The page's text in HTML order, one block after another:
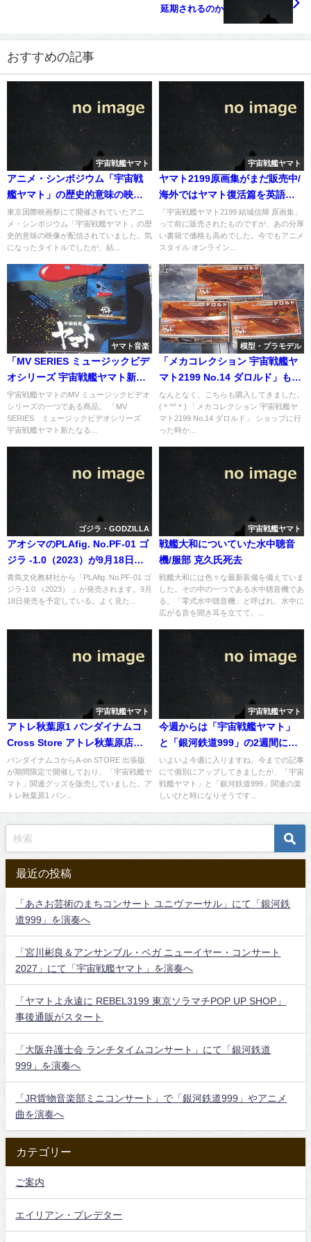
延期されるのか
おすすめの記事
宇宙戦艦ヤマト
アニメ・シンボジウム「宇宙戦
艦ヤマト」の歴史的意味の映像
が配信中
東京国際映画祭にて開催されていたアニ
メ・シンボジウム「宇宙戦艦ヤマト」の歴
史的意味の映像が配信されていました。気
になったタイトルでしたが、結...
宇宙戦艦ヤマト
ヤマト2199原画集がまだ販売中/
海外ではヤマト復活篇を英語翻
訳した小説をアップ
「宇宙戦艦ヤマト2199 結城信輝 原画集」
って前に販売されたものですが、あの分厚
い書籍で価格も高めでした。今でもアニメ
スタイル オンライン...
ヤマト音楽
「MV SERIES ミュージックビデ
オシリーズ 宇宙戦艦ヤマト新た
なる旅立ち」ブルーレイが届
く。
宇宙戦艦ヤマトのMV ミュージックビデオ
シリーズの一つである商品。 「MV
SERIES ミュージックビデオシリーズ
宇宙戦艦ヤマト新たなる...
模型・プラモデル
「メカコレクション 宇宙戦艦ヤ
マト2199 No.14 ダロルド」も購
入。
なんとなく、こちらも購入してきました。
(＊^^＊) 「メカコレクション 宇宙戦艦ヤ
マト2199 No.14 ダロルド」 ショップに行
った時か...
ゴジラ・GODZILLA
アオシマのPLAfig. No.PF-01 ゴ
ジラ -1.0（2023）が9月18日よ
り発売へ
青島文化教材社から「PLAfig. No.PF-01 ゴ
ジラ-1.0 （2023） 」が発売されます。9月
18日発売を予定している。よく見た...
宇宙戦艦ヤマト
戦艦大和についていた水中聴音
機/服部 克久氏死去
戦艦大和には色々な最新装備を備えていま
した。その中の一つである水中聴音機であ
る。「零式水中聴音機」と呼ばれ、水中に
広がる音を聞き耳を立てて、...
宇宙戦艦ヤマト
アトレ秋葉原1 バンダイナムコ
Cross Store アトレ秋葉原店に
て、「宇宙戦艦ヤマト」関連グ
ッズ販売中
バンダイナムコからA-on STORE 出張版
が期間限定で開催しており、「宇宙戦艦ヤ
マト」関連グッズを販売していました。ア
トレ秋葉原1 バン...
宇宙戦艦ヤマト
今週からは「宇宙戦艦ヤマト」
と「銀河鉄道999」の2週間にな
りそう
いよいよ今週に入りますね。今までの記事
にて個別にアップしてきましたが、「宇宙
戦艦ヤマト」と「銀河鉄道999」関連の楽
しいひと時になりそうです...
最近の投稿
「あさお芸術のまちコンサート ユニヴァーサル」にて「銀河鉄
道999」を演奏へ
「宮川彬良＆アンサンブル・ベガ ニューイヤー・コンサート
2027」にて「宇宙戦艦ヤマト」を演奏へ
「ヤマトよ永遠に REBEL3199 東京ソラマチPOP UP SHOP」
事後通販がスタート
「大阪弁護士会 ランチタイムコンサート」にて「銀河鉄道
999」を演奏へ
「JR貨物音楽部ミニコンサート」で「銀河鉄道999」やアニメ
曲を演奏へ
カテゴリー
ご案内
エイリアン・プレデター